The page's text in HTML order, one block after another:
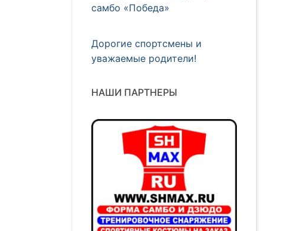
самбо «Победа»
Дорогие спортсмены и
уважаемые родители!
НАШИ ПАРТНЕРЫ